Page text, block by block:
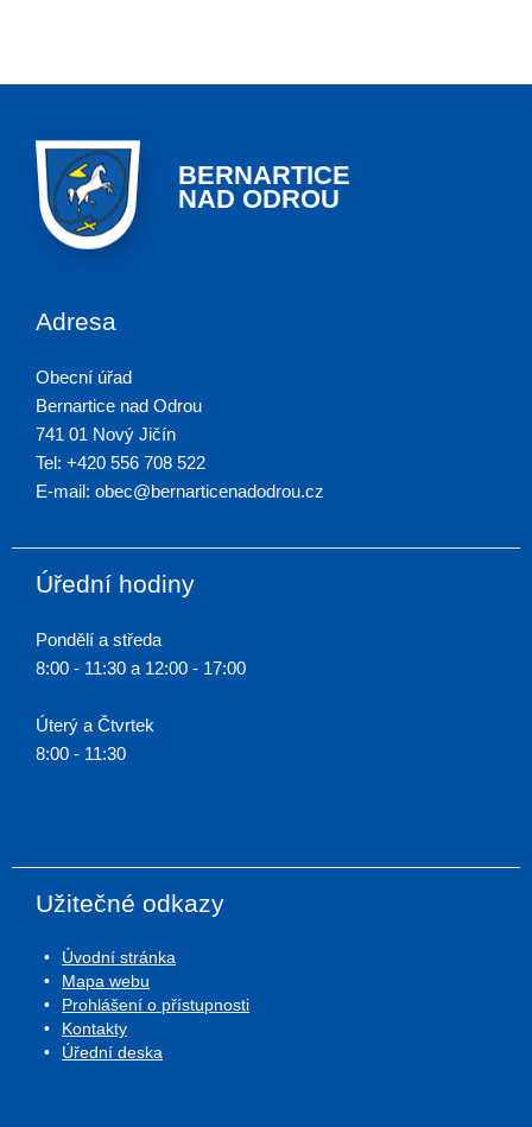
BERNARTICE
NAD ODROU
Adresa
Obecní úřad
Bernartice nad Odrou
741 01 Nový Jičín
Tel: +420 556 708 522
E-mail: obec@bernarticenadodrou.cz
Úřední hodiny
Pondělí a středa
8:00 - 11:30 a 12:00 - 17:00
Úterý a Čtvrtek
8:00 - 11:30
Užitečné odkazy
Úvodní stránka
Mapa webu
Prohlášení o přístupnosti
Kontakty
Úřední deska